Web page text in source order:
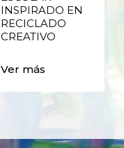
INSPIRADO EN
RECICLADO
CREATIVO
Ver más